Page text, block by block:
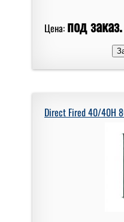
Цена: под заказ.
Direct Fired 40/40H